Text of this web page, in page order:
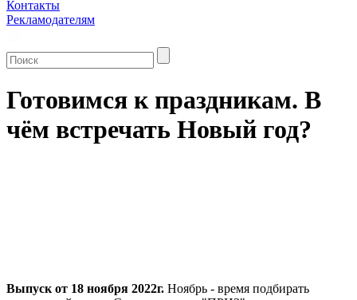
Контакты
Рекламодателям
Готовимся к праздникам. В
чём встречать Новый год?
Выпуск от 18 ноября 2022г. Ноябрь - время подбирать